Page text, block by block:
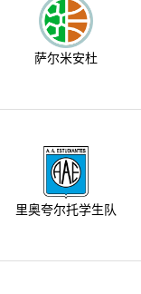
萨尔米安杜
里奥夸尔托学生队